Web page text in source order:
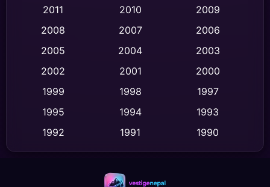
Crime อาชญากรรม (524)
Cult Film
Dance เต้น (10)
Detective สืบสวน (75)
2011
2010
2009
2008
2007
2006
2005
2004
2003
2002
2001
2000
1999
1998
1997
1995
1994
1993
1992
1991
1990
1989
1988
1986
1983